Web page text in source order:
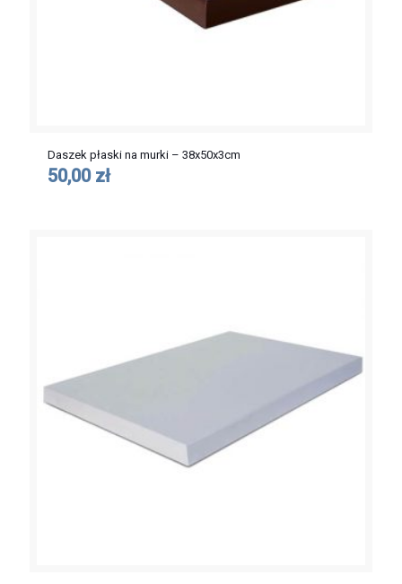
Daszek płaski na murki – 38x50x3cm
50,00 zł